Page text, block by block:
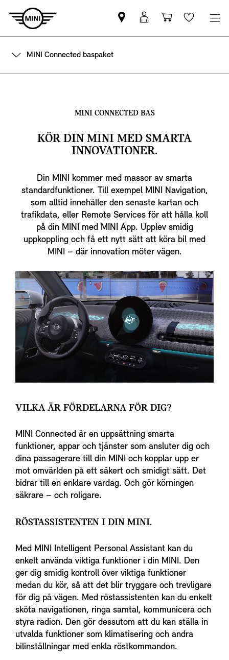
Hitta
MINI
MyMini
inloggning
Kundvagn
Wishlist
MINI Connected baspaket
MINI CONNECTED BAS
KÖR DIN MINI MED SMARTA
INNOVATIONER.
Din MINI kommer med massor av smarta
standardfunktioner. Till exempel MINI Navigation,
som alltid innehåller den senaste kartan och
trafikdata, eller Remote Services för att hålla koll
på din MINI med MINI App. Upplev smidig
uppkoppling och få ett nytt sätt att köra bil med
MINI – där innovation möter vägen.
VILKA ÄR FÖRDELARNA FÖR DIG?
MINI Connected är en uppsättning smarta
funktioner, appar och tjänster som ansluter dig och
dina passagerare till din MINI och kopplar upp er
mot omvärlden på ett säkert och smidigt sätt. Det
bidrar till en enklare vardag. Och gör körningen
säkrare – och roligare.
RÖSTASSISTENTEN I DIN MINI.
Med MINI Intelligent Personal Assistant kan du
enkelt använda viktiga funktioner i din MINI. Den
ger dig smidig kontroll över viktiga funktioner
medan du kör, så att det blir tryggare och trevligare
för dig på vägen. Med röstassistenten kan du enkelt
sköta navigationen, ringa samtal, kommunicera och
styra radion. Den gör dessutom att du kan ställa in
utvalda funktioner som klimatisering och andra
bilinställningar med enkla röstkommandon.